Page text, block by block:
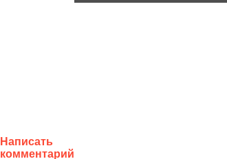
Написать
комментарий